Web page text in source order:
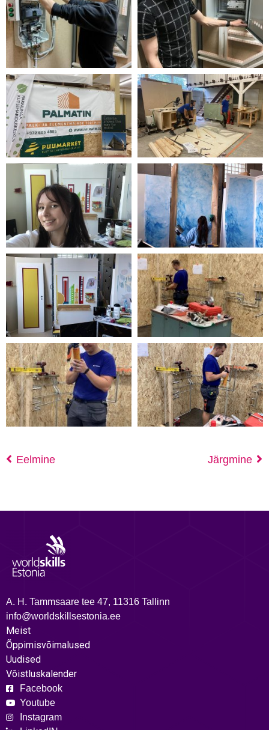
Eelmine Järgmine
A. H. Tammsaare tee 47, 11316 Tallinn
info@worldskillsestonia.ee
Meist
Õppimisvõimalused
Uudised
Võistluskalender
Facebook
Youtube
Instagram